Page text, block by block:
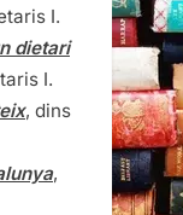
I.
dietari
I.
, dins
,